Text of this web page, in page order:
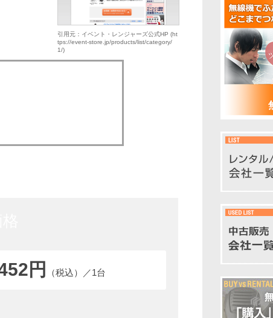
引用元：イベント・レンジャーズ公式HP (ht
tps://event-store.jp/products/list/category/
1/)
円 （税込）／1台